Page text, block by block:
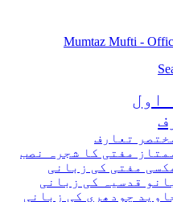
اول
تعارف
مفتی کا شجرہ نصب
مفتی کی زبانی
قدسیہ کی زبانی
چودھری کی زبانی